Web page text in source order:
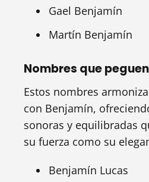
Gael Benjamín
Martín Benjamín
Nombres que
Estos nombres
con Benjamín,
sonoras y equilibradas
su fuerza como su
Benjamín Lucas